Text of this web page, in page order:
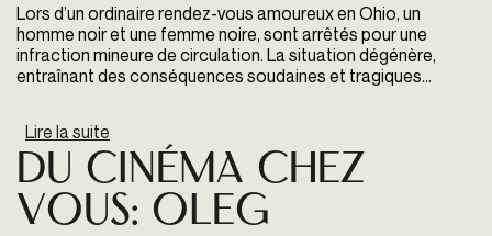
Lors d’un ordinaire rendez-vous amoureux en Ohio, un
homme noir et une femme noire, sont arrêtés pour une
infraction mineure de circulation. La situation dégénère,
entraînant des conséquences soudaines et tragiques...
Lire la suite
Du cinéma chez
vous: Oleg